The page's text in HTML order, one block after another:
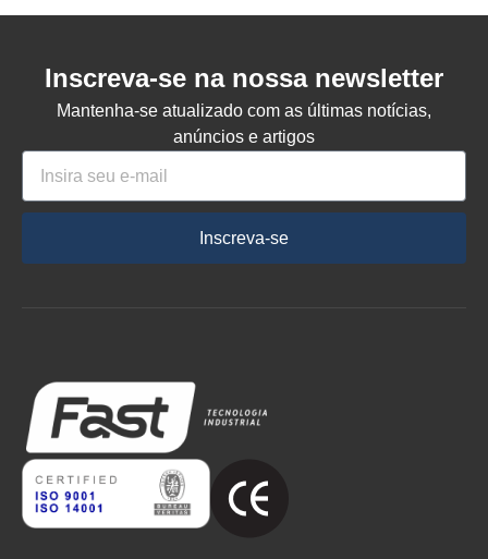
Inscreva-se na nossa newsletter
Mantenha-se atualizado com as últimas notícias,
anúncios e artigos
Inscreva-se